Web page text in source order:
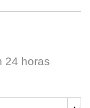
24 horas